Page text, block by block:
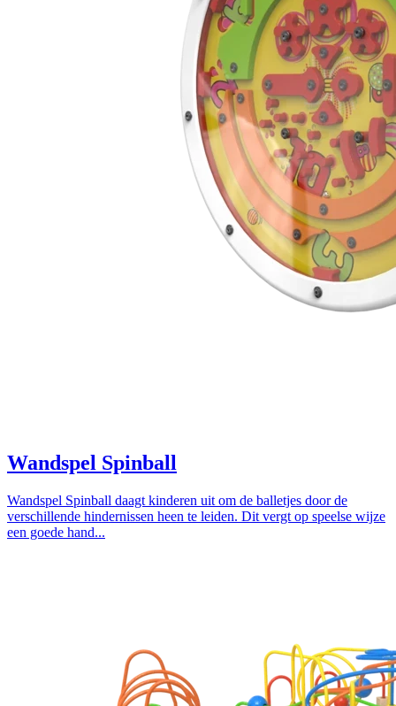
Wandspel Spinball
Wandspel Spinball daagt kinderen uit om de balletjes door de
verschillende hindernissen heen te leiden. Dit vergt op speelse wijze
een goede hand...